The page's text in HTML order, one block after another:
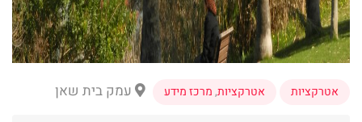
אטרקציות אטרקציות,מרכז מידע עמק בית שאן